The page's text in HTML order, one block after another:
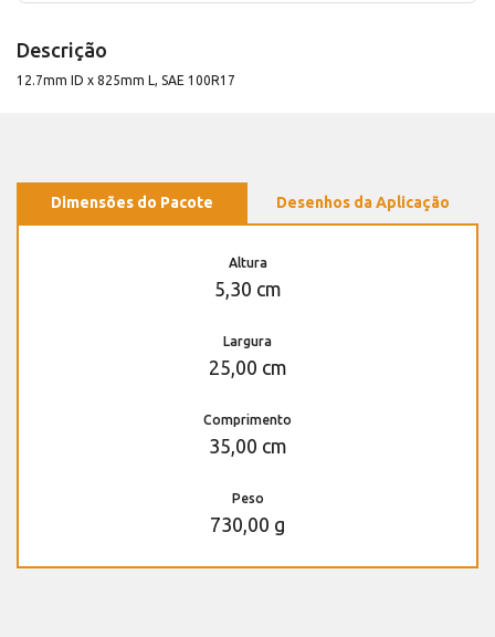
Descrição
12.7mm ID x 825mm L, SAE 100R17
Dimensões do Pacote Desenhos da Aplicação
Altura
5,30 cm
Largura
25,00 cm
Comprimento
35,00 cm
Peso
730,00 g